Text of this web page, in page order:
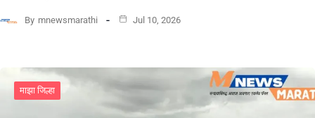
By mnewsmarathi Jul 10, 2026
माझा जिल्हा